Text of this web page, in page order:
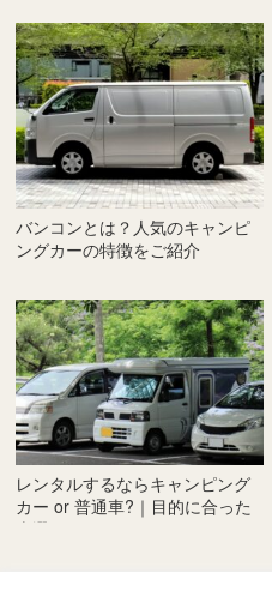
バンコンとは？人気のキャンピ
ングカーの特徴をご紹介
レンタルするならキャンピング
カー or 普通車?｜目的に合った
車選びのコツ